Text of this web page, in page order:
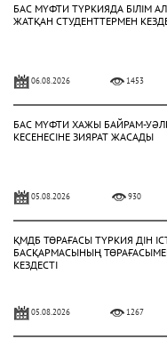
БАС МҮФТИ ТҮРКИЯДА БІЛІМ
ЖАТҚАН СТУДЕНТТЕРМЕН
06.08.2026 1453
БАС МҮФТИ ХАЖЫ БАЙРАМ-
КЕСЕНЕСІНЕ ЗИЯРАТ ЖАСАДЫ
05.08.2026 930
ҚМДБ ТӨРАҒАСЫ ТҮРКИЯ ДІН
БАСҚАРМАСЫНЫҢ
КЕЗДЕСТІ
05.08.2026 1267